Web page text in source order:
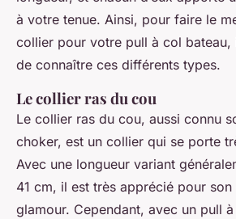
à votre tenue. Ainsi, pour faire le
collier pour votre pull à col bateau,
de connaître ces différents types.
Le collier ras du cou
Le collier ras du cou, aussi connu
choker, est un collier qui se porte
Avec une longueur variant
41 cm, il est très apprécié pour
glamour. Cependant, avec un pull